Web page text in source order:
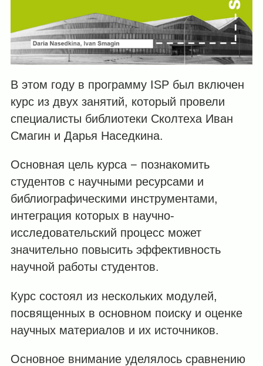
В этом году в программу ISP был включен
курс из двух занятий, который провели
специалисты библиотеки Сколтеха Иван
Смагин и Дарья Наседкина.
Основная цель курса − познакомить
студентов с научными ресурсами и
библиографическими инструментами,
интеграция которых в научно-
исследовательский процесс может
значительно повысить эффективность
научной работы студентов.
Курс состоял из нескольких модулей,
посвященных в основном поиску и оценке
научных материалов и их источников.
Основное внимание уделялось сравнению